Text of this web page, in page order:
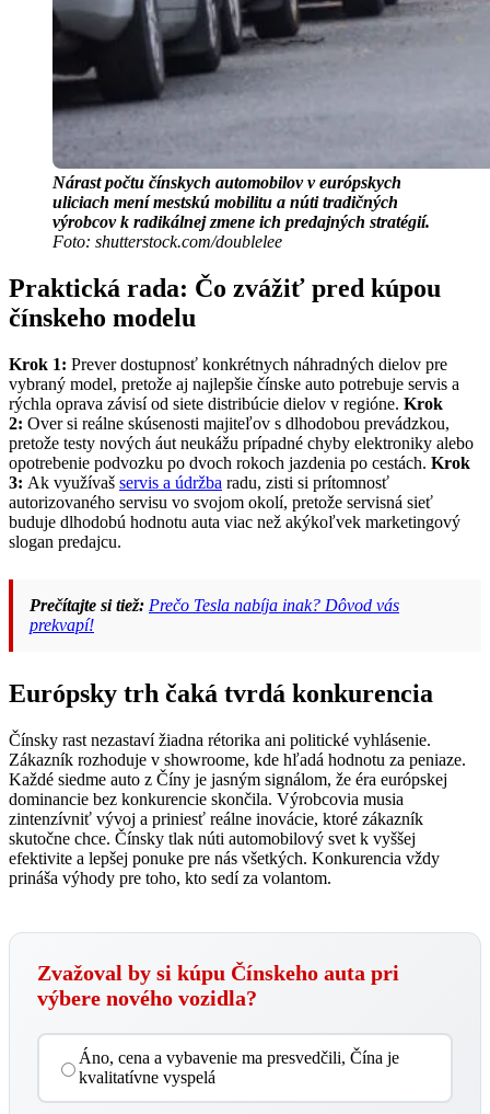
Nárast počtu čínskych automobilov v európskych
uliciach mení mestskú mobilitu a núti tradičných
výrobcov k radikálnej zmene ich predajných stratégií.
Foto: shutterstock.com/doublelee
Praktická rada: Čo zvážiť pred kúpou
čínskeho modelu
Krok 1: Prever dostupnosť konkrétnych náhradných dielov pre
vybraný model, pretože aj najlepšie čínske auto potrebuje servis a
rýchla oprava závisí od siete distribúcie dielov v regióne. Krok
2: Over si reálne skúsenosti majiteľov s dlhodobou prevádzkou,
pretože testy nových áut neukážu prípadné chyby elektroniky alebo
opotrebenie podvozku po dvoch rokoch jazdenia po cestách. Krok
3: Ak využívaš servis a údržba radu, zisti si prítomnosť
autorizovaného servisu vo svojom okolí, pretože servisná sieť
buduje dlhodobú hodnotu auta viac než akýkoľvek marketingový
slogan predajcu.
Prečítajte si tiež: Prečo Tesla nabíja inak? Dôvod vás
prekvapí!
Európsky trh čaká tvrdá konkurencia
Čínsky rast nezastaví žiadna rétorika ani politické vyhlásenie.
Zákazník rozhoduje v showroome, kde hľadá hodnotu za peniaze.
Každé siedme auto z Číny je jasným signálom, že éra európskej
dominancie bez konkurencie skončila. Výrobcovia musia
zintenzívniť vývoj a priniesť reálne inovácie, ktoré zákazník
skutočne chce. Čínsky tlak núti automobilový svet k vyššej
efektivite a lepšej ponuke pre nás všetkých. Konkurencia vždy
prináša výhody pre toho, kto sedí za volantom.
Zvažoval by si kúpu Čínskeho auta pri
výbere nového vozidla?
Áno, cena a vybavenie ma presvedčili, Čína je
kvalitatívne vyspelá